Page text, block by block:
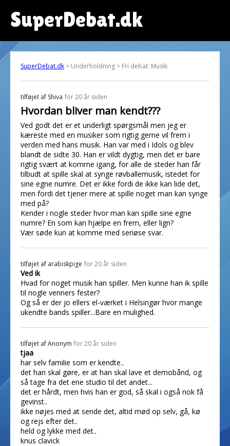
SuperDebat.dk
SuperDebat.dk > Underholdning > Fri debat: Musik
tilføjet af Shiva for 20 år siden
Hvordan bliver man kendt???
Ved godt det er et underligt spørgsmål men jeg er
kæreste med en musiker som rigtig gerne vil frem i
verden med hans musik. Han var med i Idols og blev
blandt de sidte 30. Han er vildt dygtig, men det er bare
rigtig svært at komme igang, for alle de steder han får
tilbudt at spille skal at synge røvballemusik, istedet for
sine egne numre. Det er ikke fordi de ikke kan lide det,
men fordi det tjener mere at spille noget man kan synge
med på?
Kender i nogle steder hvor man kan spille sine egne
numre? En som kan hjælpe en frem, eller lign?
Vær søde kun at komme med seriøse svar.
tilføjet af arabiskpige for 20 år siden
Ved ik
Hvad for noget musik han spiller. Men kunne han ik spille
til nogle venners fester?
Og så er der jo ellers el-værket i Helsingør hvor mange
ukendte bands spiller...Bare en mulighed.
tilføjet afAnonym for 20 år siden
tjaa
har selv familie som er kendte..
det han skal gøre, er at han skal lave et demobånd, og
så tage fra det ene studio til det andet...
det er hårdt, men hvis han er god, så skal i også nok få
gevinst..
ikke nøjes med at sende det, altid mød op selv, gå, kø
og rejs efter det..
held og lykke med det..
knus clavick